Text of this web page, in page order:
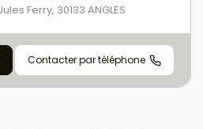
Ferry, 30133 ANGLES
Contacter par téléphone